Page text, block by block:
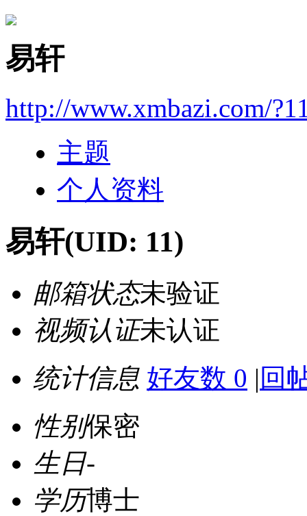
易轩
http://www.xmbazi.com/
主题
个人资料
易轩(UID: 11)
邮箱状态未验证
视频认证未认证
统计信息 好友数 0 | 回
性别保密
生日-
学历博士